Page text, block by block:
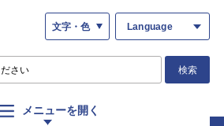
文字・色 Language
検索
メニューを開く